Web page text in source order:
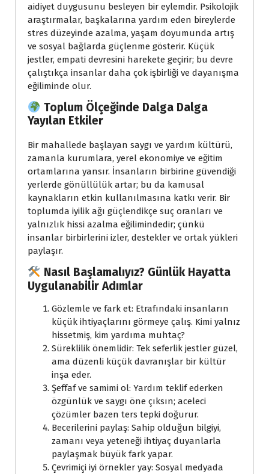
aidiyet duygusunu besleyen bir eylemdir. Psikolojik
araştırmalar, başkalarına yardım eden bireylerde
stres düzeyinde azalma, yaşam doyumunda artış
ve sosyal bağlarda güçlenme gösterir. Küçük
jestler, empati devresini harekete geçirir; bu devre
çalıştıkça insanlar daha çok işbirliği ve dayanışma
eğiliminde olur.
Toplum Ölçeğinde Dalga Dalga
Yayılan Etkiler
Bir mahallede başlayan saygı ve yardım kültürü,
zamanla kurumlara, yerel ekonomiye ve eğitim
ortamlarına yansır. İnsanların birbirine güvendiği
yerlerde gönüllülük artar; bu da kamusal
kaynakların etkin kullanılmasına katkı verir. Bir
toplumda iyilik ağı güçlendikçe suç oranları ve
yalnızlık hissi azalma eğilimindedir; çünkü
insanlar birbirlerini izler, destekler ve ortak yükleri
paylaşır.
Nasıl Başlamalıyız? Günlük Hayatta
Uygulanabilir Adımlar
Gözlemle ve fark et: Etrafındaki insanların
küçük ihtiyaçlarını görmeye çalış. Kimi yalnız
hissetmiş, kim yardıma muhtaç?
Süreklilik önemlidir: Tek seferlik jestler güzel,
ama düzenli küçük davranışlar bir kültür
inşa eder.
Şeffaf ve samimi ol: Yardım teklif ederken
özgünlük ve saygı öne çıksın; aceleci
çözümler bazen ters tepki doğurur.
Becerilerini paylaş: Sahip olduğun bilgiyi,
zamanı veya yeteneği ihtiyaç duyanlarla
paylaşmak büyük fark yapar.
Çevrimiçi iyi örnekler yay: Sosyal medyada